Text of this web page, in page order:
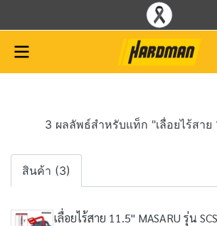
3 ผลลัพธ์สำหรับแท็ก "เลื่อยไร้สาย
สินค้า (3)
เลื่อยไร้สาย 11.5" MASARU รุ่น